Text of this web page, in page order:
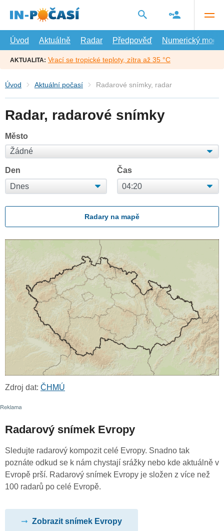
hlavní
Úvod
Aktuálně Radar Předpověď Numerický model
AKTUALITA: Vrací se tropické teploty, zítra až 35 °C
Úvod Aktuální počasí Radarové snímky, radar
Radar, radarové snímky
Město
Den Čas
Radary na mapě
Zdroj dat: ČHMÚ
Radarový snímek Evropy
Sledujte radarový kompozit celé Evropy. Snadno tak
poznáte odkud se k nám chystají srážky nebo kde aktuálně v
Evropě prší. Radarový snímek Evropy je složen z více než
100 radarů po celé Evropě.
Zobrazit snímek Evropy